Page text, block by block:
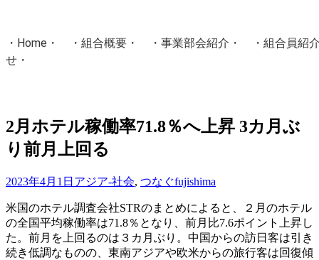
・ Home ・ ・ 組合概要 ・ ・ 事業部会紹介 ・ ・ 組合員紹
せ ・
国土交通省・経済産業省・農林水産省・厚生労働省 認可
2月ホテル稼働率71.8％へ上昇 3カ月ぶ
り前月上回る
2023年4月1日 アジア-社会, つなぐfujishima
米国のホテル調査会社STRのまとめによると、２月のホテル
の全国平均稼働率は71.8％となり、前月比7.6ポイント上昇し
た。前月を上回るのは３カ月ぶり。中国からの訪日客は引き
続き低調なものの、東南アジアや欧米からの旅行客は回復傾